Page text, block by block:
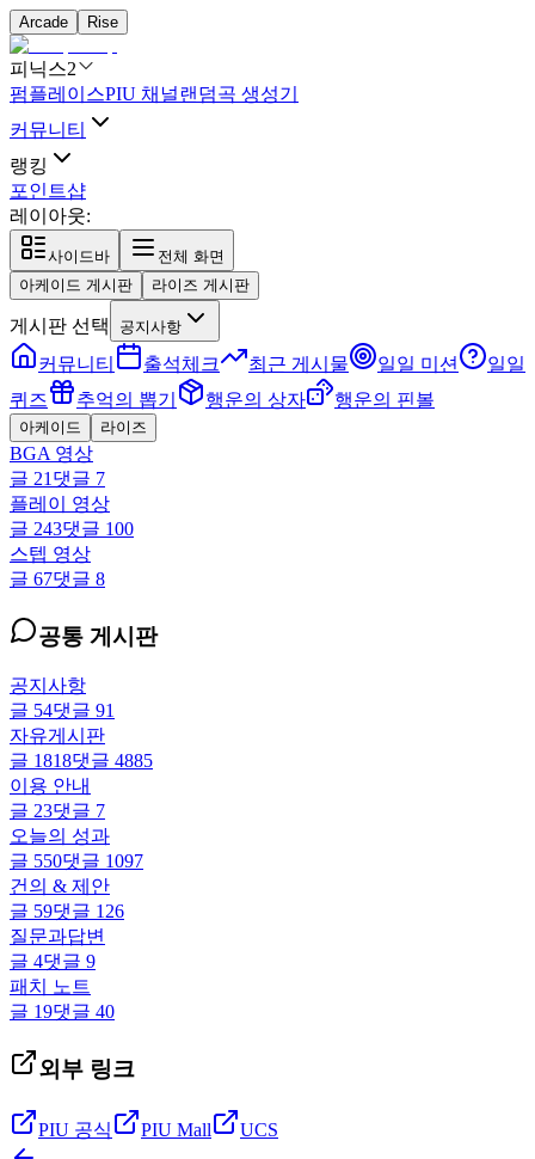
Arcade Rise
피닉스2
펌플레이스PIU 채널랜덤곡 생성기
커뮤니티
랭킹
포인트샵
레이아웃:
사이드바
전체 화면
아케이드 게시판
라이즈 게시판
게시판 선택 공지사항
커뮤니티 출석체크 최근 게시물 일일 미션
일일
퀴즈
추억의 뽑기 행운의 상자 행운의 핀볼
아케이드 라이즈
BGA 영상
글 21 댓글 7
플레이 영상
글 243댓글 100
스텝 영상
글 67댓글 8
공통 게시판
공지사항
글 54댓글 91
자유게시판
글 1818댓글 4885
이용 안내
글 23댓글 7
오늘의 성과
글 550댓글 1097
건의 & 제안
글 59댓글 126
질문과답변
글 4댓글 9
패치 노트
글 19댓글 40
외부 링크
PIU 공식 PIU Mall UCS